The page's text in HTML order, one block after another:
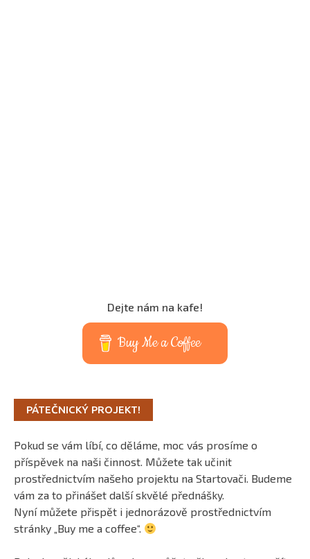
Dejte nám na kafe!
Buy Me a Coffee
PÁTEČNICKÝ PROJEKT!
Pokud se vám líbí, co děláme, moc vás prosíme o
příspěvek na naši činnost. Můžete tak učinit
prostřednictvím našeho projektu na Startovači. Budeme
vám za to přinášet další skvělé přednášky.
Nyní můžete přispět i jednorázově prostřednictvím
stránky „Buy me a coffee“.